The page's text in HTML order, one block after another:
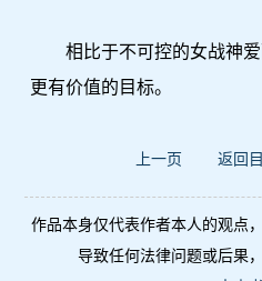
相比于不可控的女战神爱
更有价值的目标。
上一页 返回
作品本身仅代表作者本人的观点
导致任何法律问题或后果